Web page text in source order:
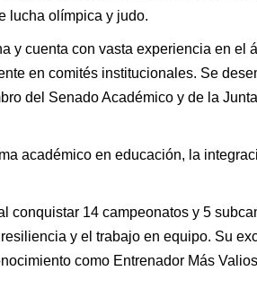
lucha olímpica y judo.
cuenta con vasta experiencia en el
en comités institucionales. Se
del Senado Académico y de la
académico en educación, la
conquistar 14 campeonatos y 5
y el trabajo en equipo. Su
como Entrenador Más